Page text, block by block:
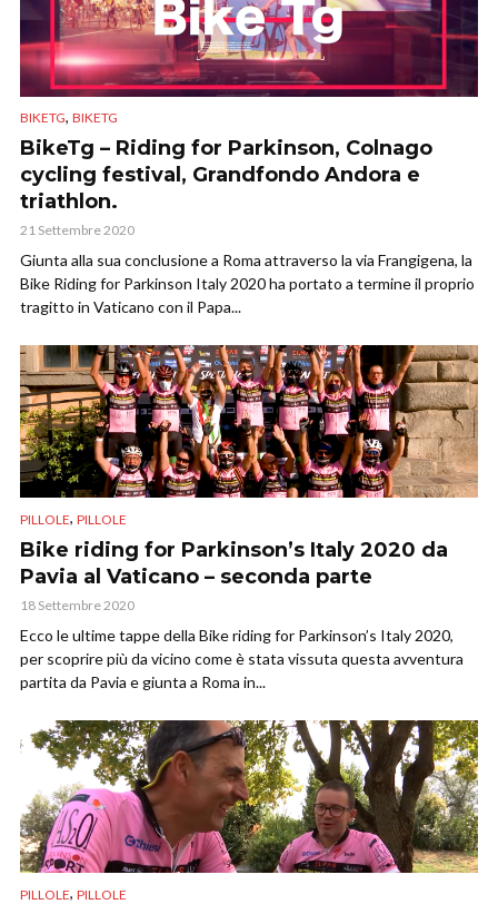
BIKETG, BIKETG
BikeTg – Riding for Parkinson, Colnago
cycling festival, Grandfondo Andora e
triathlon.
21 Settembre 2020
Giunta alla sua conclusione a Roma attraverso la via Frangigena, la
Bike Riding for Parkinson Italy 2020 ha portato a termine il proprio
tragitto in Vaticano con il Papa...
PILLOLE, PILLOLE
Bike riding for Parkinson’s Italy 2020 da
Pavia al Vaticano – seconda parte
18 Settembre 2020
Ecco le ultime tappe della Bike riding for Parkinson’s Italy 2020,
per scoprire più da vicino come è stata vissuta questa avventura
partita da Pavia e giunta a Roma in...
PILLOLE, PILLOLE